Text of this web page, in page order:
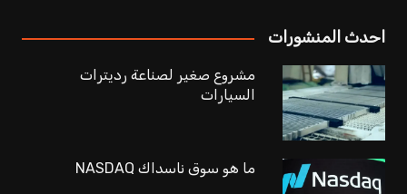
احدث المنشورات
مشروع صغير لصناعة رديترات
السيارات
ما هو سوق ناسداك NASDAQ